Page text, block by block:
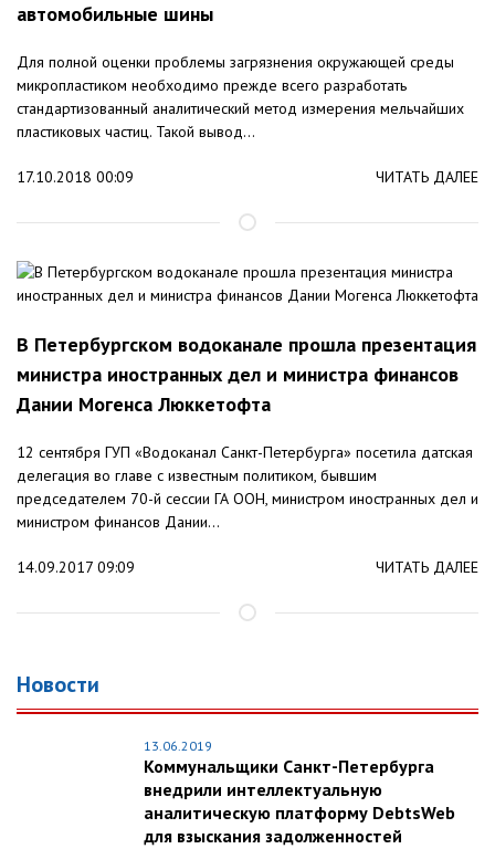
автомобильные шины
Для полной оценки проблемы загрязнения окружающей среды
микропластиком необходимо прежде всего разработать
стандартизованный аналитический метод измерения мельчайших
пластиковых частиц. Такой вывод...
17.10.2018 00:09 ЧИТАТЬ ДАЛЕЕ
В Петербургском водоканале прошла презентация
министра иностранных дел и министра финансов
Дании Могенса Люккетофта
12 сентября ГУП «Водоканал Санкт-Петербурга» посетила датская
делегация во главе с известным политиком, бывшим
председателем 70-й сессии ГА ООН, министром иностранных дел и
министром финансов Дании...
14.09.2017 09:09 ЧИТАТЬ ДАЛЕЕ
Новости
13.06.2019
Коммунальщики Санкт-Петербурга
внедрили интеллектуальную
аналитическую платформу DebtsWeb
для взыскания задолженностей